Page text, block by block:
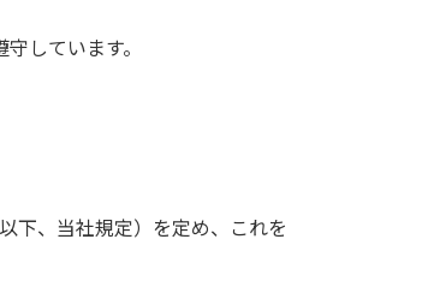
しています。
下、当社規定）を定め、これを